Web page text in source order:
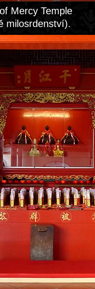
Mercy Temple
milosrdenství).